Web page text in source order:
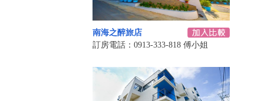
南海之醉旅店
訂房電話：0913-333-818 傅小姐